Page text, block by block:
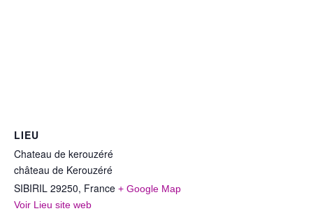
LIEU
Chateau de kerouzéré
château de Kerouzéré
SIBIRIL 29250, France + Google Map
Voir Lieu site web